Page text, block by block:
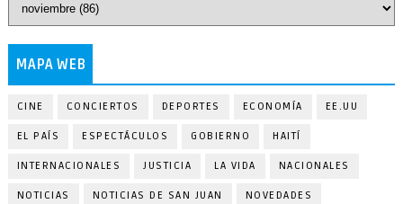
MAPA WEB
CINE CONCIERTOS DEPORTES ECONOMÍA EE.UU
EL PAÍS ESPECTÁCULOS GOBIERNO HAITÍ
INTERNACIONALES JUSTICIA LA VIDA NACIONALES
NOTICIAS NOTICIAS DE SAN JUAN NOVEDADES